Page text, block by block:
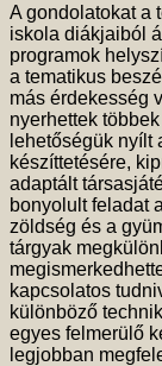
A gondolatokat a
iskola diákjaiból
programok
a tematikus
más érdekesség
nyerhettek
lehetőségük nyílt
készíttetésére,
adaptált
bonyolult feladat
zöldség és a
tárgyak
kapcsolatos
különböző
egyes felmerülő
legjobban